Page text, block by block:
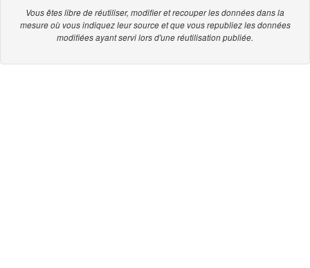
Vous êtes libre de réutiliser, modifier et recouper les données dans la
mesure où vous indiquez leur source et que vous republiez les données
modifiées ayant servi lors d'une réutilisation publiée.